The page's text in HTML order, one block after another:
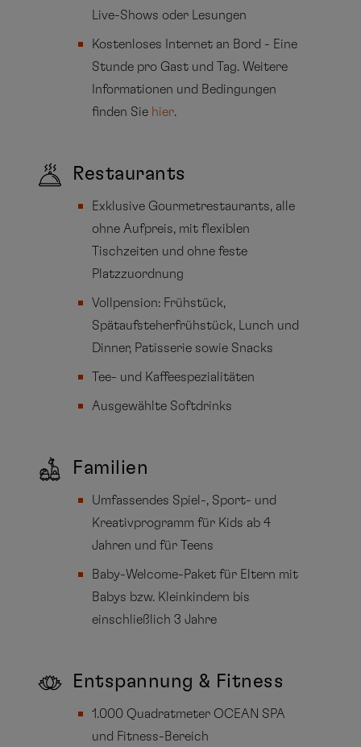
Live-Shows oder Lesungen
Kostenloses Internet an Bord - Eine
Stunde pro Gast und Tag. Weitere
Informationen und Bedingungen
finden Sie hier.
Restaurants
Exklusive Gourmetrestaurants, alle
ohne Aufpreis, mit flexiblen
Tischzeiten und ohne feste
Platzzuordnung
Vollpension: Frühstück,
Spätaufsteherfrühstück, Lunch und
Dinner, Patisserie sowie Snacks
Tee- und Kaffeespezialitäten
Ausgewählte Softdrinks
Familien
Umfassendes Spiel-, Sport- und
Kreativprogramm für Kids ab 4
Jahren und für Teens
Baby-Welcome-Paket für Eltern mit
Babys bzw. Kleinkindern bis
einschließlich 3 Jahre
Entspannung & Fitness
1.000 Quadratmeter OCEAN SPA
und Fitness-Bereich